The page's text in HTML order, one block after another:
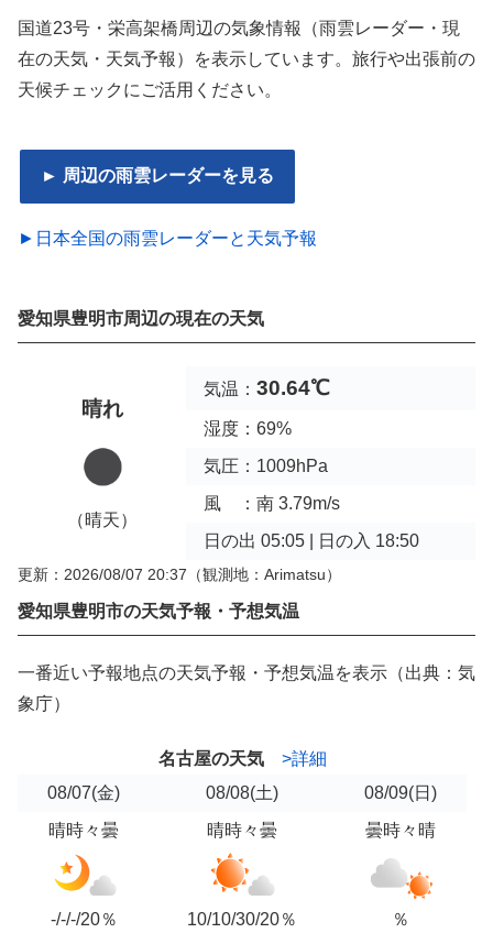
国道23号・栄高架橋周辺の気象情報（雨雲レーダー・現
在の天気・天気予報）を表示しています。旅行や出張前の
天候チェックにご活用ください。
► 周辺の雨雲レーダーを見る
►日本全国の雨雲レーダーと天気予報
愛知県豊明市周辺の現在の天気
晴れ
（晴天）
気温： 30.64℃
湿度：69%
気圧：1009hPa
風 ：南 3.79m/s
日の出 05:05 | 日の入 18:50
更新：2026/08/07 20:37 （観測地：Arimatsu）
愛知県豊明市の天気予報・予想気温
一番近い予報地点の天気予報・予想気温を表示（出典：気
象庁）
名古屋の天気
>詳細
08/07(金) 08/08(土) 08/09(日)
晴時々曇
-/-/-/20％
晴時々曇
10/10/30/20％
曇時々晴
％